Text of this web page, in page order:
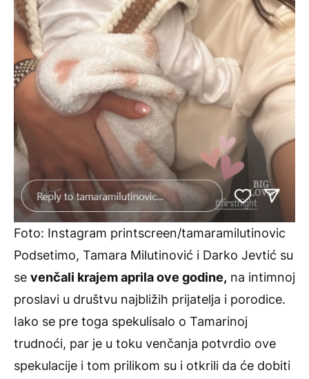
Foto: Instagram printscreen/tamaramilutinovic
Podsetimo, Tamara Milutinović i Darko Jevtić su
se venčali krajem aprila ove godine, na intimnoj
proslavi u društvu najbližih prijatelja i porodice.
Iako se pre toga spekulisalo o Tamarinoj
trudnoći, par je u toku venčanja potvrdio ove
spekulacije i tom prilikom su i otkrili da će dobiti